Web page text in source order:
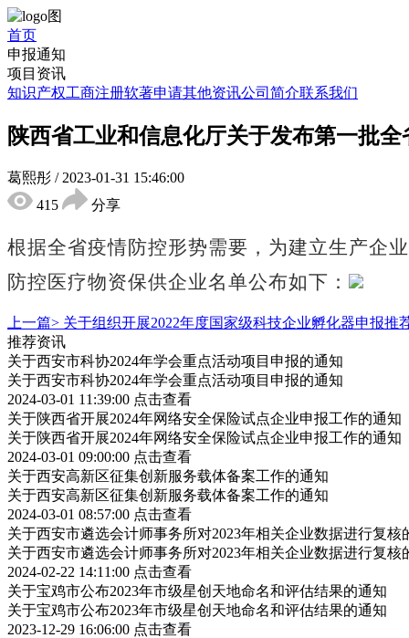
首页
申报通知
项目资讯
知识产权工商注册软著申请其他资讯公司简介联系我们
陕西省工业和信息化厅关于发布第一批
葛熙彤 / 2023-01-31 15:46:00
415
分享
根据全省疫情防控形势需要，为建立生产企
防控医疗物资保供企业名单公布如下：
上一篇> 关于组织开展2022年度国家级科技企业孵化器申报推
推荐资讯
关于西安市科协2024年学会重点活动项目申报的通知
关于西安市科协2024年学会重点活动项目申报的通知
2024-03-01 11:39:00 点击查看
关于陕西省开展2024年网络安全保险试点企业申报工作的通知
关于陕西省开展2024年网络安全保险试点企业申报工作的通知
2024-03-01 09:00:00 点击查看
关于西安高新区征集创新服务载体备案工作的通知
关于西安高新区征集创新服务载体备案工作的通知
2024-03-01 08:57:00 点击查看
关于西安市遴选会计师事务所对2023年相关企业数据进行复核
关于西安市遴选会计师事务所对2023年相关企业数据进行复核
2024-02-22 14:11:00 点击查看
关于宝鸡市公布2023年市级星创天地命名和评估结果的通知
关于宝鸡市公布2023年市级星创天地命名和评估结果的通知
2023-12-29 16:06:00 点击查看